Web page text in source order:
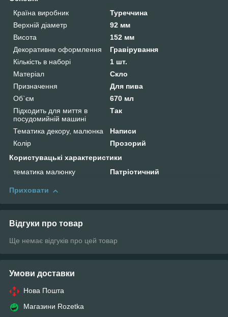
Країна виробник
Туреччина
Верхній діаметр
92 мм
Висота
152 мм
Декоративне оформлення
Гравірування
Кількість в наборі
1 шт.
Матеріал
Скло
Призначення
Для пива
Об`єм
670 мл
Підходить для миття в
посудомийній машині
Так
Тематика декору, малюнка
Написи
Колір
Прозорий
Користувацькі характеристики
тематика малюнку
Патріотичний
Приховати
Відгуки про товар
Ще немає відгуків про цей товар
Умови доставки
Нова Пошта
Магазини Rozetka